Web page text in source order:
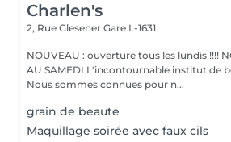
Charlen's
2, Rue Glesener Gare L-1631
NOUVEAU : ouverture tous les lundis !!!!
AU SAMEDI L'incontournable institut de beauté à Luxembourg.
Nous sommes connues pour n...
grain de beaute
Maquillage soirée avec faux cils